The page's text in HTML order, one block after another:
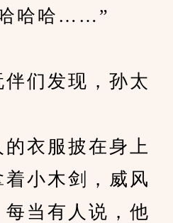
哈哈……”
们发现，孙太
衣服披在身上
小木剑，威风
当有人说，他